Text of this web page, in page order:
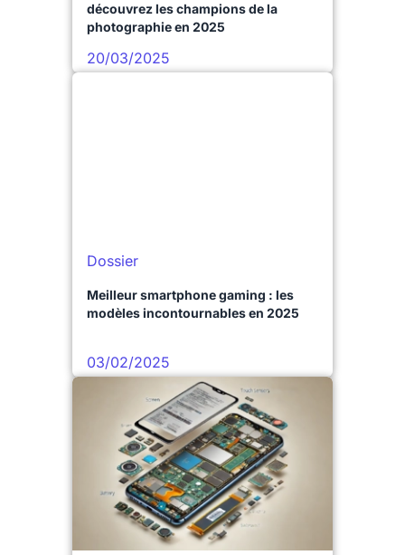
découvrez les champions de la
photographie en 2025
20/03/2025
Dossier
Meilleur smartphone gaming : les
modèles incontournables en 2025
03/02/2025